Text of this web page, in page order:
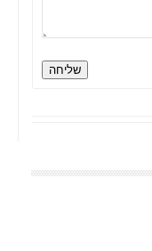
שליחה